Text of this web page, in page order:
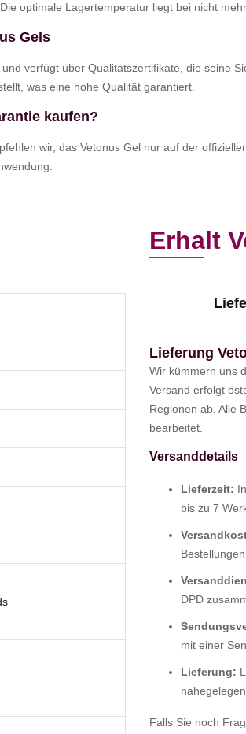
optimale Lagertemperatur liegt bei nicht
Gels
verfügt über Qualitätszertifikate, die seine
was eine hohe Qualität garantiert.
kaufen?
wir, das Vetonus Gel nur auf der
Erhalt
Lieferung
Wir kümmern uns
Versand erfolgt
Regionen ab. Alle
bearbeitet.
Versanddetails
Lieferzeit:
bis zu 7
DPD
mit einer
Lieferung:
Falls Sie noch